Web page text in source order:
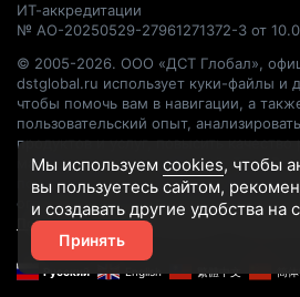
ИТ-аккредитации
№ АО-20250529-27961271372-3 от
© 2005-2026. ООО «ДСТ Глобал»,
dstglobal.ru использует куки-файлы и
чтобы помочь вам в навигации, а
пользовательский опыт,
продуктов и услуг, повысить
маркетинговых активностей. Если Вы
пользовательские данные
ограничьте их использование в своём
Пользовательское соглашение
Русский English 繁體中文 简
Мы используем cookies, чтобы
вы пользуетесь сайтом,
и создавать другие удобства на
Принять